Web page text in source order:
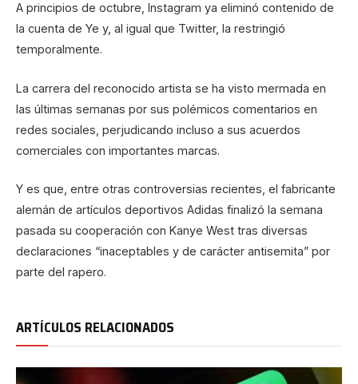
A principios de octubre, Instagram ya eliminó contenido de
la cuenta de Ye y, al igual que Twitter, la restringió
temporalmente.
La carrera del reconocido artista se ha visto mermada en
las últimas semanas por sus polémicos comentarios en
redes sociales, perjudicando incluso a sus acuerdos
comerciales con importantes marcas.
Y es que, entre otras controversias recientes, el fabricante
alemán de artículos deportivos Adidas finalizó la semana
pasada su cooperación con Kanye West tras diversas
declaraciones “inaceptables y de carácter antisemita” por
parte del rapero.
ARTÍCULOS RELACIONADOS